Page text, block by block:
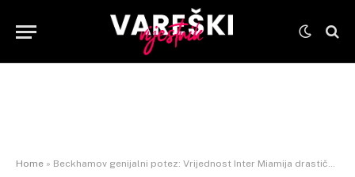
Home » Beckhamov genijalni potez: Vrijednost Inter Miamija drastično povećana